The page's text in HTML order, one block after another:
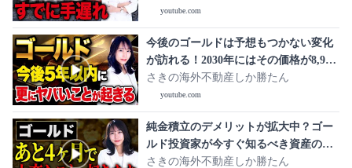
youtube.com
今後のゴールドは予想もつかない変化
が訪れる！2030年にはその価格が8,900
ドルまで跳ね上がる！？
さきの海外不動産しか勝たん
youtube.com
純金積立のデメリットが拡大中？ゴー
ルド投資家が今すぐ知るべき資産の守
り方について解説します！
さきの海外不動産しか勝たん